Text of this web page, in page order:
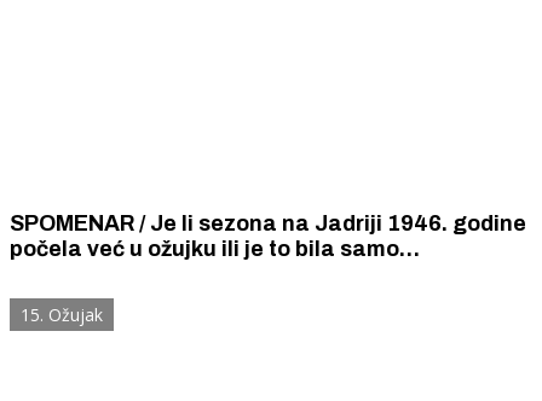
SPOMENAR / Je li sezona na Jadriji 1946. godine
počela već u ožujku ili je to bila samo
socijalističkoj Jugoslaviji?
15. Ožujak